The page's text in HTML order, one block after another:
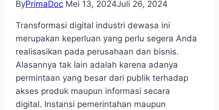
ByPrimaDoc Mei 13, 2024Juli 26, 2024
Transformasi digital industri dewasa ini
merupakan keperluan yang perlu segera Anda
realisasikan pada perusahaan dan bisnis.
Alasannya tak lain adalah karena adanya
permintaan yang besar dari publik terhadap
akses produk maupun informasi secara
digital. Instansi pemerintahan maupun